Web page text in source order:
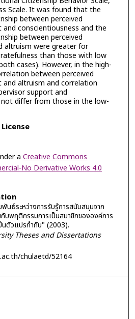
Scale. It was found that the
between perceived
conscientiousness and the
between perceived
altruism were greater for
than those with low
cases). However, in the high-
between perceived
altruism and correlation
support and
differ from those in the low-
a Creative Commons
No Derivative Works 4.0
ธ์ระหว่างการรับรู้การสนับสนุนจาก
บพฤติกรรมการเป็นสมาชิกขององค์การ
ตัวแปรกำกับ" (2003).
Theses and Dissertations
chulaetd/52164